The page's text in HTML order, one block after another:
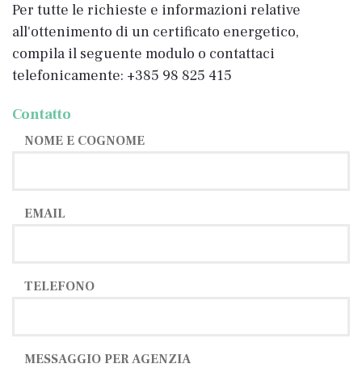
Per tutte le richieste e informazioni relative
all'ottenimento di un certificato energetico,
compila il seguente modulo o contattaci
telefonicamente: +385 98 825 415
Contatto
NOME E COGNOME
EMAIL
TELEFONO
MESSAGGIO PER AGENZIA